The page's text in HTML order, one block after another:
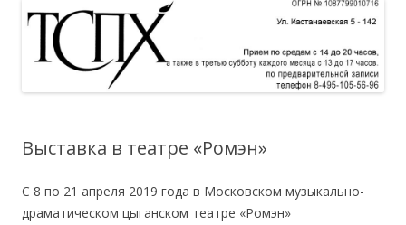
Выставка в театре «Ромэн»
С 8 по 21 апреля 2019 года в Московском музыкально-
драматическом цыганском театре «Ромэн»